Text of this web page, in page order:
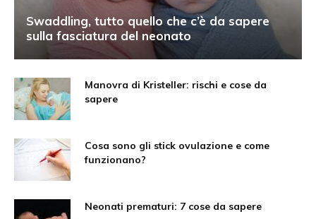
Swaddling, tutto quello che c’è da sapere
sulla fasciatura del neonato
Manovra di Kristeller: rischi e cose da
sapere
Cosa sono gli stick ovulazione e come
funzionano?
Neonati prematuri: 7 cose da sapere